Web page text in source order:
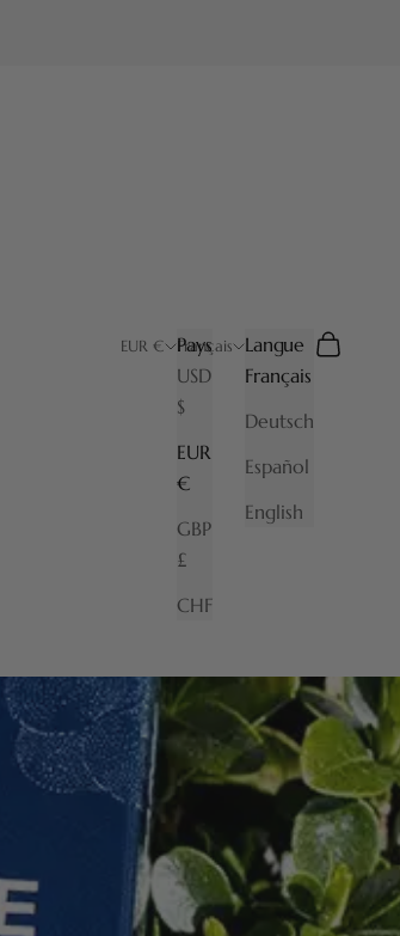
EUR €
Pays
USD
$
EUR
€
GBP
£
CHF
Français
Langue
Français
Deutsch
Español
English
Recherche
Panier